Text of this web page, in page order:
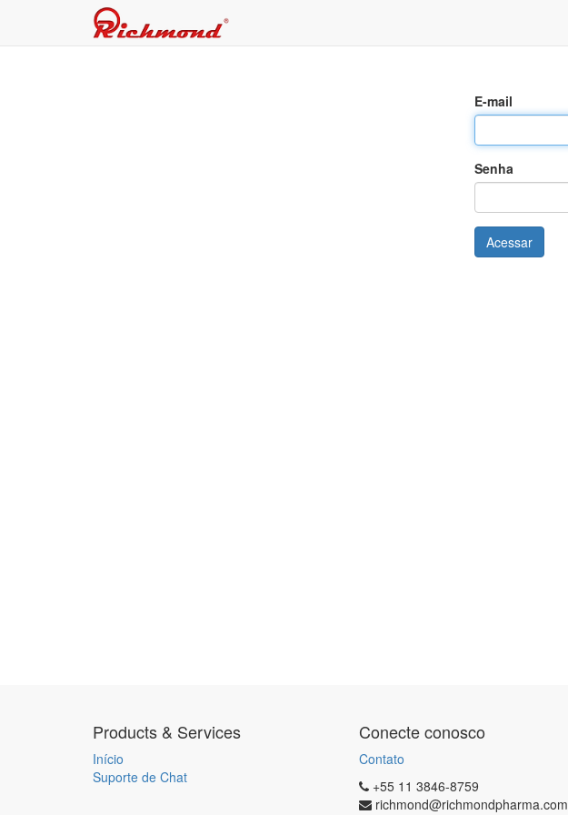
E-mail
Senha
Acessar
Products & Services
Início
Suporte de Chat
Conecte conosco
Contato
+55 11 3846-8759
richmond@richmondpharma.com